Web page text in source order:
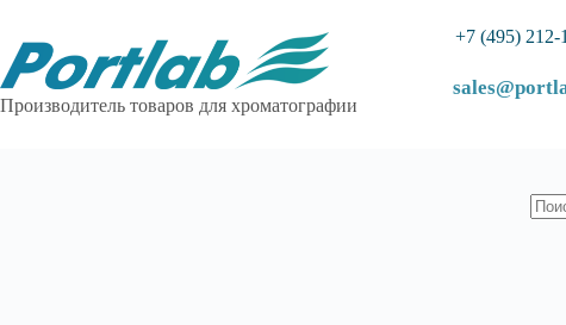
Производитель товаров для хроматографии
+7 (495) 212-